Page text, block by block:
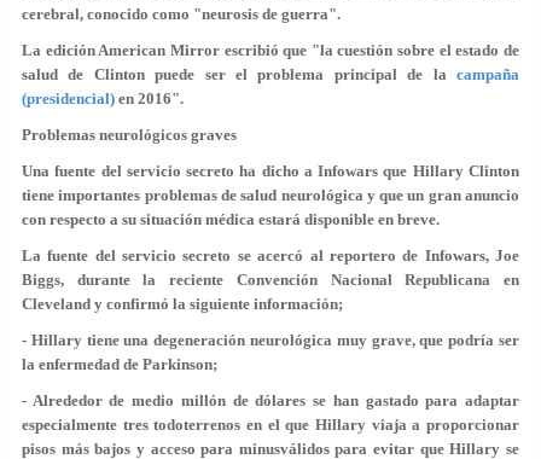
cerebral, conocido como "neurosis de guerra".
La edición American Mirror escribió que "la cuestión sobre el estado de
salud de Clinton puede ser el problema principal de la campaña
(presidencial) en 2016".
Problemas neurológicos graves
Una fuente del servicio secreto ha dicho a Infowars que Hillary Clinton
tiene importantes problemas de salud neurológica y que un gran anuncio
con respecto a su situación médica estará disponible en breve.
La fuente del servicio secreto se acercó al reportero de Infowars, Joe
Biggs, durante la reciente Convención Nacional Republicana en
Cleveland y confirmó la siguiente información;
- Hillary tiene una degeneración neurológica muy grave, que podría ser
la enfermedad de Parkinson;
- Alrededor de medio millón de dólares se han gastado para adaptar
especialmente tres todoterrenos en el que Hillary viaja a proporcionar
pisos más bajos y acceso para minusválidos para evitar que Hillary se